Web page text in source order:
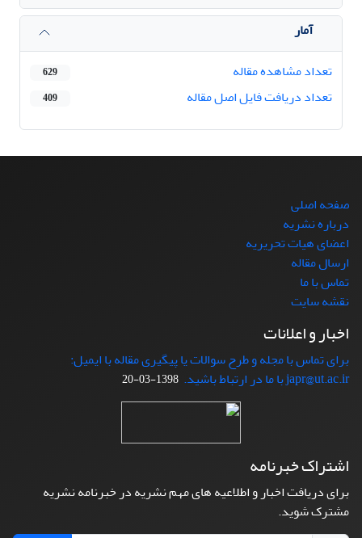
آمار
تعداد مشاهده مقاله
629
تعداد دریافت فایل اصل مقاله 409
صفحه اصلی
درباره نشریه
اعضای هیات تحریریه
ارسال مقاله
تماس با ما
نقشه سایت
اخبار و اعلانات
برای تماس با مجله و طرح سوالات یا پیگیری مقاله با ایمیل:
japr@ut.ac.ir با ما در ارتباط باشید.
1398-03-20
اشتراک خبرنامه
برای دریافت اخبار و اطلاعیه های مهم نشریه در خبرنامه نشریه
مشترک شوید.